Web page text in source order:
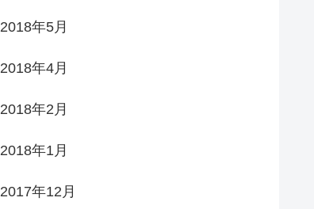
2018年5月
2018年4月
2018年2月
2018年1月
2017年12月